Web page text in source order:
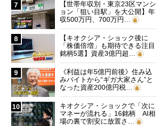
7
【世帯年収別・東京23区マンシ
ョン「狙い目駅」を大公開】年
収500万円、700万円…
8
【キオクシア・ショック後に
「株価倍増」も期待できる注目
銘柄5選】資産3億円超…
9
《利益は年5億円前後》住み込
みバイトから“ギガ大家さん”と
なった資産200億円税…
10
キオクシア・ショックで「次に
マネーが流れる」16銘柄 AI相
場の裏で割安に放置さ…